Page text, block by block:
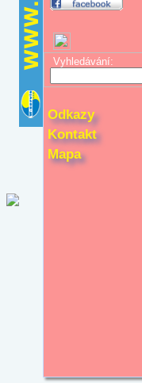
Vyhledávání:
Odkazy
Kontakt
Mapa